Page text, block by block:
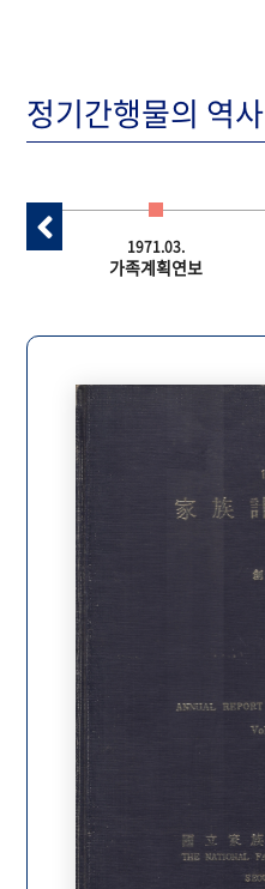
정기간행물의 역사
1971.03.
가족계획연보